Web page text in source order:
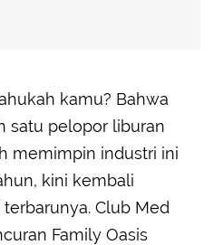
kamu? Bahwa
satu pelopor liburan
memimpin industri ini
kini kembali
Club Med
Family Oasis